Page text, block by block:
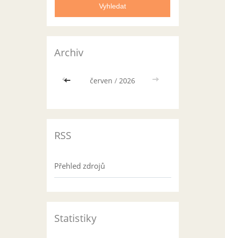
Archiv
<< červen / 2026 >>
RSS
Přehled zdrojů
Statistiky